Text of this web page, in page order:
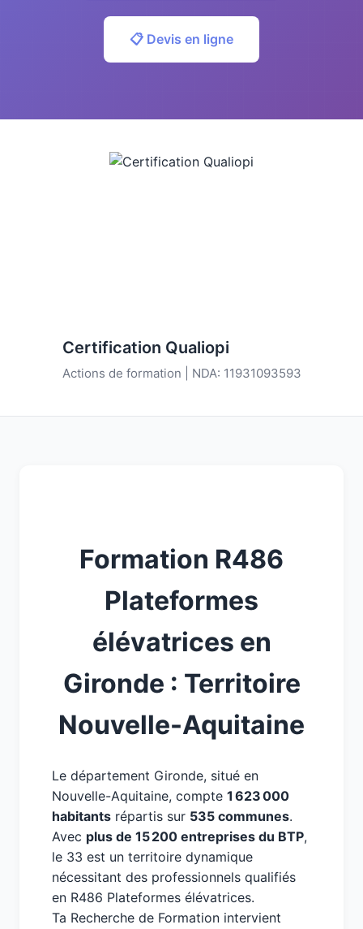
📋 Devis en ligne
Certification Qualiopi
Actions de formation | NDA: 11931093593
Formation R486
Plateformes
élévatrices en
Gironde : Territoire
Nouvelle-Aquitaine
Le département Gironde, situé en
Nouvelle-Aquitaine, compte 1 623 000
habitants répartis sur 535 communes.
Avec plus de 15 200 entreprises du BTP,
le 33 est un territoire dynamique
nécessitant des professionnels qualifiés
en R486 Plateformes élévatrices.
Ta Recherche de Formation intervient